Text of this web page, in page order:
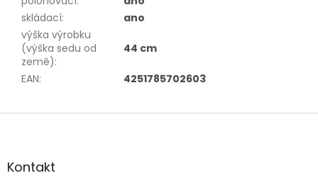
skládací:
ano
výška výrobku
(výška sedu od
země):
44 cm
EAN: 4251785702603
Z
aKontakt